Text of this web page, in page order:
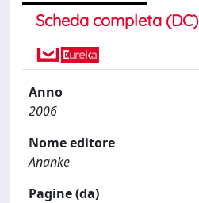
Scheda completa (DC)
Anno
2006
Nome editore
Ananke
Pagine (da)